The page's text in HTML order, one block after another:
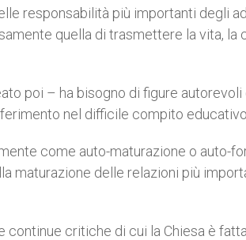
responsabilità più importanti degli
quella di trasmettere la vita, la
poi – ha bisogno di figure
nel difficile compito
come auto-maturazione o auto-
maturazione delle relazioni più
critiche di cui la Chiesa è